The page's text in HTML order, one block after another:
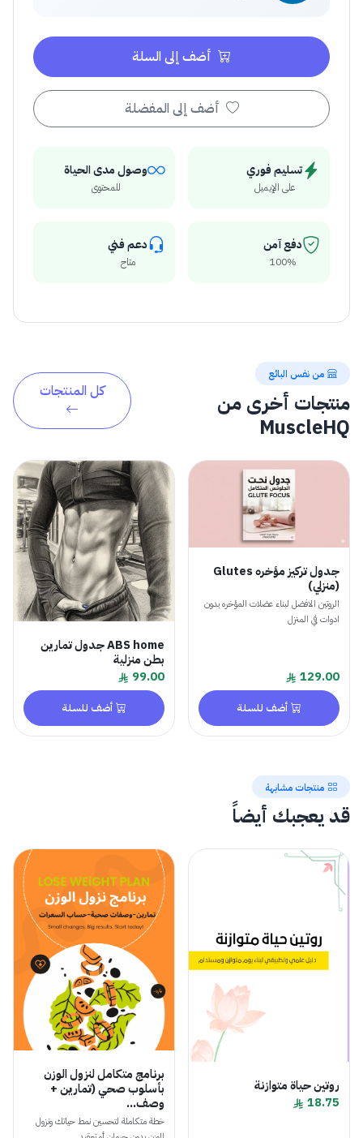
أضف إلى السلة
أضف إلى المفضلة
تسليم فوري
على الإيميل
وصول مدى الحياة
للمحتوى
دفع آمن
100%
دعم فني
متاح
من نفس البائع
منتجات أخرى من
MuscleHQ
كل المنتجات
جدول تركيز مؤخره Glutes
(منزلي)
الروتين الافضل لبناء عضلات المؤخره بدون
ادوات في المنزل
129.00
أضف للسلة
ABS home جدول تمارين
بطن منزلية
99.00
أضف للسلة
منتجات مشابهة
قد يعجبك أيضاً
روتين حياة متوازنة
18.75
برنامج متكامل لنزول الوزن
بأسلوب صحي (تمارين +
وصف...
خطة متكاملة لتحسين نمط حياتك ونزول